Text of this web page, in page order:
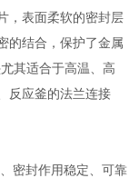
，表面柔软的密封层
的结合，保护了金属
其适合于高温、高
反应釜的法兰连接
密封作用稳定、可靠